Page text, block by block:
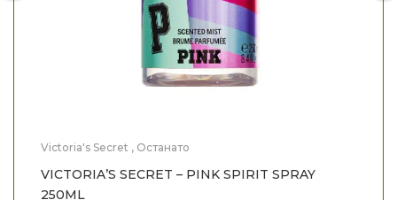
Victoria's Secret , Останато
VICTORIA’S SECRET – PINK SPIRIT SPRAY
250ML